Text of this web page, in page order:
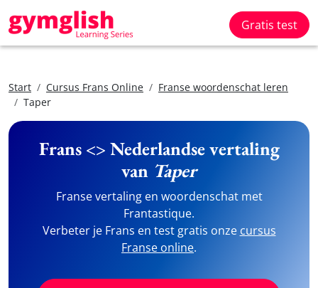
Gratis test
Start Cursus Frans Online
Franse woordenschat leren
Taper
Frans <> Nederlandse vertaling
van Taper
Franse vertaling en woordenschat met
Frantastique.
Verbeter je Frans en test gratis onze cursus
Franse online.